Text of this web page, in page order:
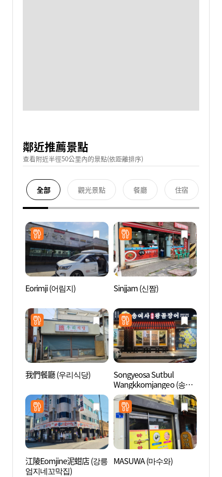
鄰近推薦景點
查看附近半徑50公里內的景點(依距離排序)
全部 觀光景點 餐廳 住宿
Eorimji (어림지) Sinjjam (신짬)
我們餐廳 (우리식당)
Songyeosa Sutbul
Wangkkomjangeo (송여
사숯불왕꼼장어)
江陵Eomjine泥蚶店 (강릉
엄지네꼬막집)
MASUWA (마수와)